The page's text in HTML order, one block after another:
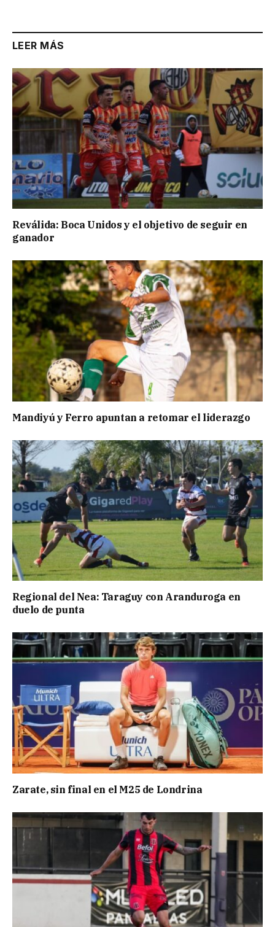
LEER MÁS
Reválida: Boca Unidos y el objetivo de seguir en
ganador
Mandiyú y Ferro apuntan a retomar el liderazgo
Regional del Nea: Taraguy con Aranduroga en
duelo de punta
Zarate, sin final en el M25 de Londrina